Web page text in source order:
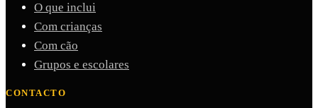
O que inclui
Com crianças
Com cão
Grupos e escolares
CONTACTO